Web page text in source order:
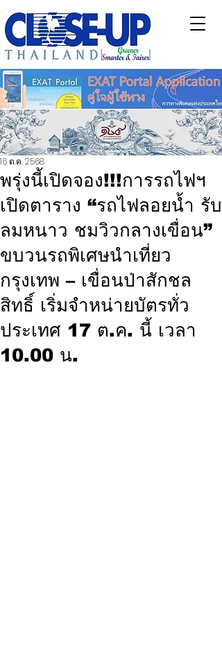
พรุ่งนี้เปิดจอง!!!การรถไฟฯ
เปิดตาราง “รถไฟลอยน้ำ รับ
ลมหนาว ชมวิวกลางเขื่อน”
ขบวนรถพิเศษนำเที่ยว
กรุงเทพ – เขื่อนป่าสักชล
สิทธิ์ เริ่มจำหน่ายบัตรทั่ว
ประเทศ 17 ต.ค. นี้ เวลา
10.00 น.
16 ต.ค. 2568